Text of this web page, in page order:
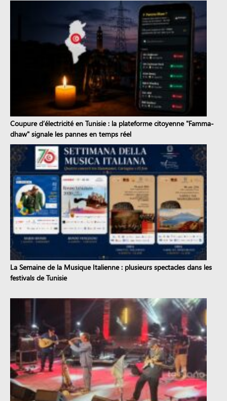
Coupure d’électricité en Tunisie : la plateforme citoyenne "Famma-
dhaw" signale les pannes en temps réel
La Semaine de la Musique Italienne : plusieurs spectacles dans les
festivals de Tunisie